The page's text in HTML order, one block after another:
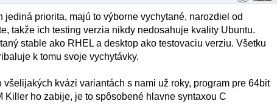
priorita, majú to výborne vychytané, narozdiel od
takže ich testing verzia nikdy nedosahuje kvality Ubuntu.
stable ako RHEL a desktop ako testovaciu verziu. Všetku
k tomu svoje vychytávky.
kvázi variantách s nami už roky, program pre 64bit
ho zabije, je to spôsobené hlavne syntaxou C